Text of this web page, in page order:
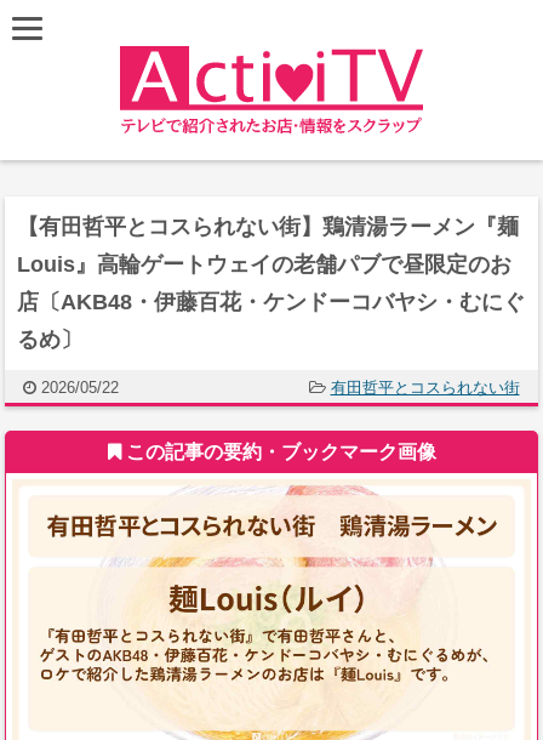
【有田哲平とコスられない街】鶏清湯ラーメン『麺
Louis』高輪ゲートウェイの老舗パブで昼限定のお
店〔AKB48・伊藤百花・ケンドーコバヤシ・むにぐ
るめ〕
2026/05/22 有田哲平とコスられない街
この記事の要約・ブックマーク画像